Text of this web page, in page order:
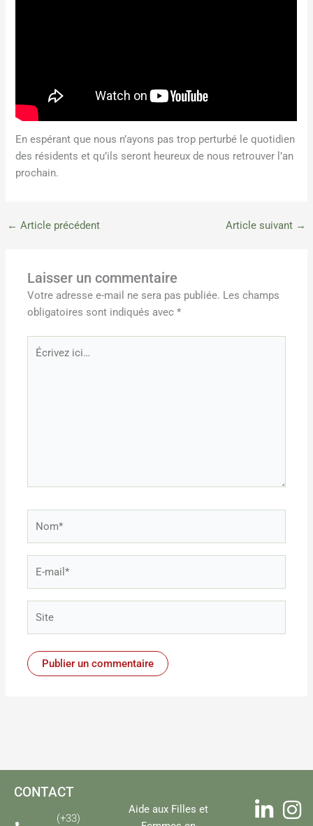
En espérant que nous n’ayons pas trop perturbé le quotidien
des résidents et qu’ils seront heureux de nous retrouver l’an
prochain.
← Article précédent Article suivant →
Laisser un commentaire
Votre adresse e-mail ne sera pas publiée. Les champs
obligatoires sont indiqués avec*
Écrivez
ici…
mail*
CONTACT
(+33)
Aide aux Filles et